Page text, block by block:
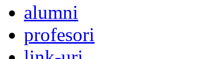
alumni
profesori